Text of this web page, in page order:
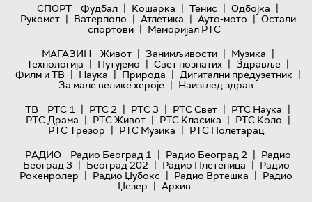
СПОРТ
Фудбал | Кошарка | Тенис | Одбојка |
Рукомет | Ватерполо | Атлетика | Ауто-мото | Остали
спортови | Меморијал РТС
МАГАЗИН
Живот | Занимљивости | Музика |
Технологијa | Путујемо | Свет познатих | Здравље |
Филм и ТВ | Наука | Природа | Дигитални предузетник |
За мале велике хероје | Наизглед здрав
ТВ
РТС 1 | РТС 2 | РТС 3 | РТС Свет | РТС Наука |
РТС Драма | РТС Живот | РТС Класика | РТС Коло |
РТС Трезор | РТС Музика | РТС Полетарац
РАДИО
Радио Београд 1 | Радио Београд 2 | Радио
Београд 3 | Београд 202 | Радио Плетеница | Радио
Рокенролер | Радио Џубокс | Радио Вртешка | Радио
Џезер | Архив